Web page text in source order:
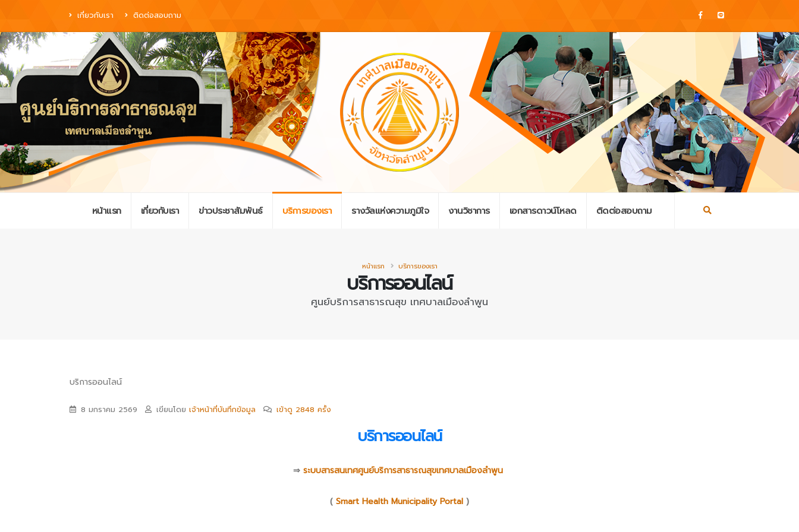
เกี่ยวกับเรา ติดต่อสอบถาม
หน้าแรก เกี่ยวกับเรา ข่าวประชาสัมพันธ์ บริการของเรา รางวัลแห่งความภูมิใจ งานวิชาการ เอกสารดาวน์โหลด ติดต่อสอบถาม
บริการออนไลน์
ศูนย์บริการสาธารณสุข เทศบาลเมืองลำพูน
หน้าแรก บริการของเรา
บริการออนไลน์
8 มกราคม 2569 เขียนโดย เจ้าหน้าที่บันทึกข้อมูล เข้าดู 2848 ครั้ง
บริการออนไลน์
⇒ ระบบสารสนเทศศูนย์บริการสาธารณสุขเทศบาลเมืองลำพูน
( Smart Health Municipality Portal )